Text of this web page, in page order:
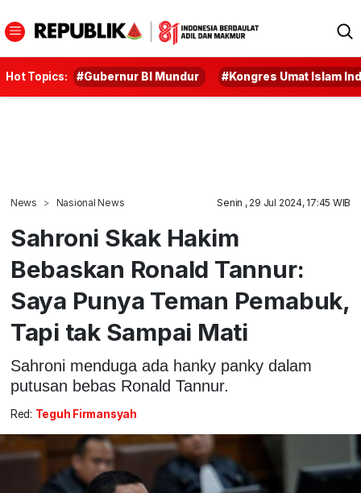
Hot Topics: #Gubernur BI Mundur #Kongres Umat Islam
News Nasional News Senin , 29 Jul 2024, 17:45 WIB
Sahroni Skak Hakim
Bebaskan Ronald Tannur:
Saya Punya Teman Pemabuk,
Tapi tak Sampai Mati
Sahroni menduga ada hanky panky dalam
putusan bebas Ronald Tannur.
Red: Teguh Firmansyah